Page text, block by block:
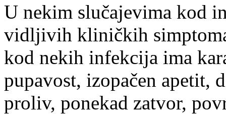
U nekim slučajevima kod
vidljivih kliničkih
kod nekih infekcija ima
pupavost, izopačen apetit,
proliv, ponekad zatvor,